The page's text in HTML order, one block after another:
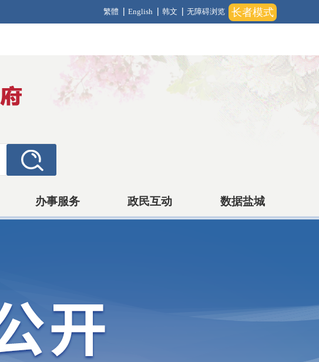
长者模式
繁體 English 韩文 无障碍浏览
办事服务 政民互动 数据盐城